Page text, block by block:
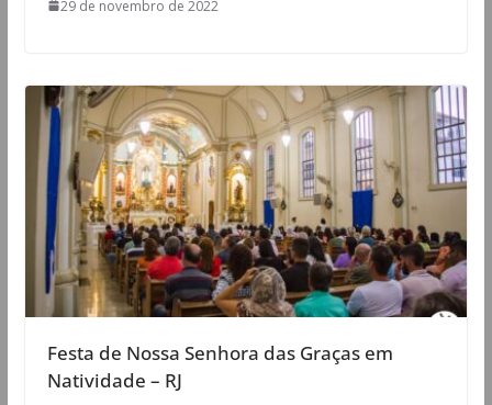
29 de novembro de 2022
Festa de Nossa Senhora das Graças em
Natividade – RJ